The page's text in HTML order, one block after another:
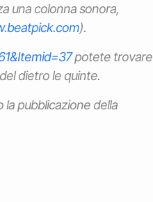
una colonna sonora,
).
potete trovare
dietro le quinte.
la pubblicazione della